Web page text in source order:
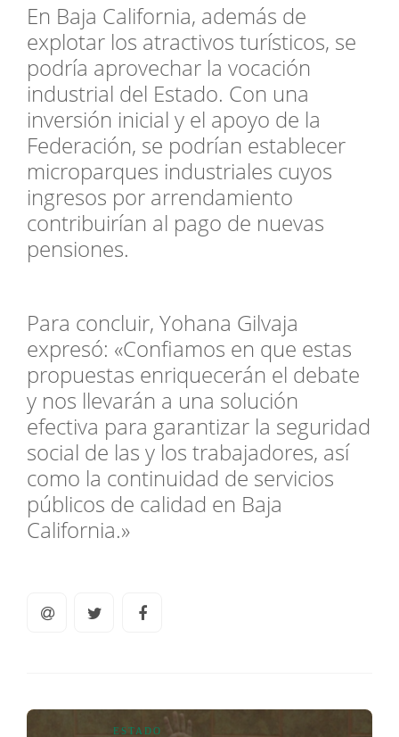
En Baja California, además de
explotar los atractivos turísticos, se
podría aprovechar la vocación
industrial del Estado. Con una
inversión inicial y el apoyo de la
Federación, se podrían establecer
microparques industriales cuyos
ingresos por arrendamiento
contribuirían al pago de nuevas
pensiones.
Para concluir, Yohana Gilvaja
expresó: «Confiamos en que estas
propuestas enriquecerán el debate
y nos llevarán a una solución
efectiva para garantizar la seguridad
social de las y los trabajadores, así
como la continuidad de servicios
públicos de calidad en Baja
California.»
ESTADO